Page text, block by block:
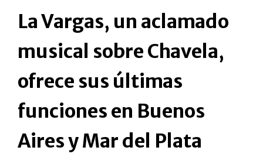
La Vargas, un aclamado
musical sobre Chavela,
ofrece sus últimas
funciones en Buenos
Aires y Mar del Plata